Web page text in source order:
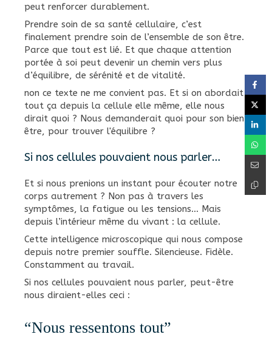
peut renforcer durablement.
Prendre soin de sa santé cellulaire, c’est
finalement prendre soin de l’ensemble de son être.
Parce que tout est lié. Et que chaque attention
portée à soi peut devenir un chemin vers plus
d’équilibre, de sérénité et de vitalité.
non ce texte ne me convient pas. Et si on abordait
tout ça depuis la cellule elle même, elle nous
dirait quoi ? Nous demanderait quoi pour son bien
être, pour trouver l'équilibre ?
Si nos cellules pouvaient nous parler…
Et si nous prenions un instant pour écouter notre
corps autrement ? Non pas à travers les
symptômes, la fatigue ou les tensions… Mais
depuis l’intérieur même du vivant : la cellule.
Cette intelligence microscopique qui nous compose
depuis notre premier souffle. Silencieuse. Fidèle.
Constamment au travail.
Si nos cellules pouvaient nous parler, peut-être
nous diraient-elles ceci :
“Nous ressentons tout”